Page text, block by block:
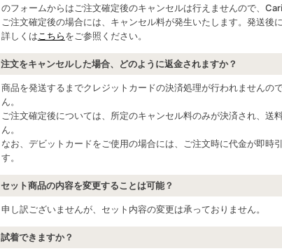
のフォームからはご注文確定後のキャンセルは行えませんので、
ご注文確定後の場合には、キャンセル料が発生いたします。発送後
詳しくは こちらをご参照ください。
注文をキャンセルした場合、どのように返金されますか？
商品を発送するまでクレジットカードの決済処理が行われませんの
ん。
ご注文確定後については、所定のキャンセル料のみが決済され、送
ん。
なお、デビットカードをご使用の場合には、ご注文時に代金が即時
す。
セット商品の内容を変更することは可能？
申し訳ございませんが、セット内容の変更は承っておりません。
試着できますか？